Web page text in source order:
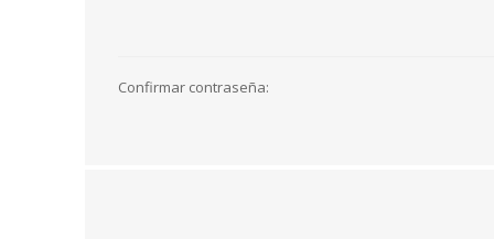
Confirmar contraseña: